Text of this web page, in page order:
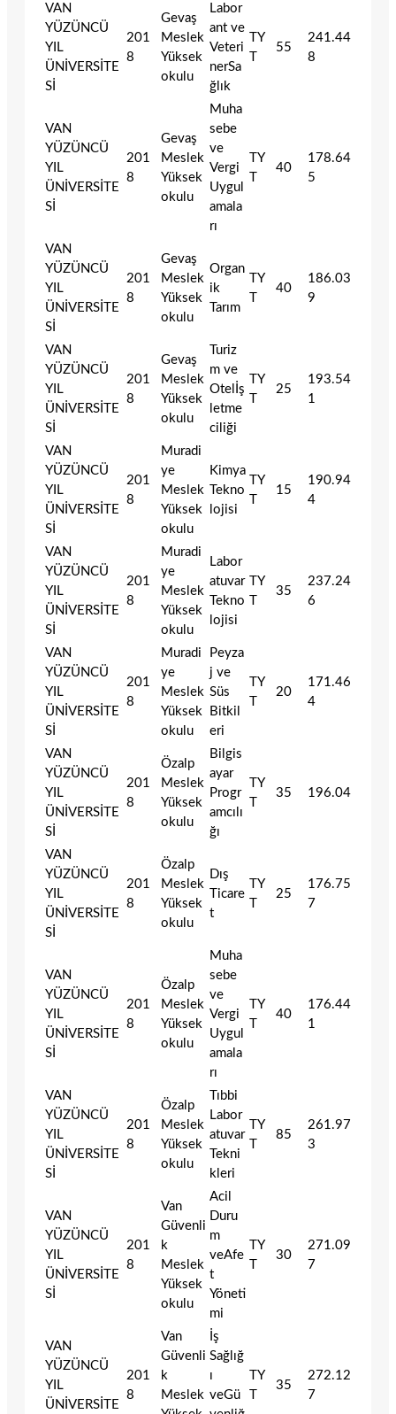
VAN
YÜZÜNCÜ
YIL
ÜNİVERSİTE
Sİ
201
8
Gevaş
Meslek
Yüksek
okulu
Labor
ant ve
Veteri
nerSa
ğlık
TY
T
55
241.44
8
VAN
YÜZÜNCÜ
YIL
ÜNİVERSİTE
Sİ
201
8
Gevaş
Meslek
Yüksek
okulu
Muha
sebe
ve
Vergi
Uygul
amala
rı
TY
T
40
178.64
5
VAN
YÜZÜNCÜ
YIL
ÜNİVERSİTE
Sİ
201
8
Gevaş
Meslek
Yüksek
okulu
Organ
ik
Tarım
TY
T
40
186.03
9
VAN
YÜZÜNCÜ
YIL
ÜNİVERSİTE
Sİ
201
8
Gevaş
Meslek
Yüksek
okulu
Turiz
m ve
Otelİş
letme
ciliği
TY
T
25
193.54
1
VAN
YÜZÜNCÜ
YIL
ÜNİVERSİTE
Sİ
201
8
Muradi
ye
Meslek
Yüksek
okulu
Kimya
Tekno
lojisi
TY
T
15
190.94
4
VAN
YÜZÜNCÜ
YIL
ÜNİVERSİTE
Sİ
201
8
Muradi
ye
Meslek
Yüksek
okulu
Labor
atuvar
Tekno
lojisi
TY
T
35
237.24
6
VAN
YÜZÜNCÜ
YIL
ÜNİVERSİTE
Sİ
201
8
Muradi
ye
Meslek
Yüksek
okulu
Peyza
j ve
Süs
Bitkil
eri
TY
T
20
171.46
4
VAN
YÜZÜNCÜ
YIL
ÜNİVERSİTE
Sİ
201
8
Özalp
Meslek
Yüksek
okulu
Bilgis
ayar
Progr
amcılı
ğı
TY
T
35 196.04
VAN
YÜZÜNCÜ
YIL
ÜNİVERSİTE
Sİ
201
8
Özalp
Meslek
Yüksek
okulu
Dış
Ticare
t
TY
T
25
176.75
7
VAN
YÜZÜNCÜ
YIL
ÜNİVERSİTE
Sİ
201
8
Özalp
Meslek
Yüksek
okulu
Muha
sebe
ve
Vergi
Uygul
amala
rı
TY
T
40
176.44
1
VAN
YÜZÜNCÜ
YIL
ÜNİVERSİTE
Sİ
201
8
Özalp
Meslek
Yüksek
okulu
Tıbbi
Labor
atuvar
Tekni
kleri
TY
T
85
261.97
3
VAN
YÜZÜNCÜ
YIL
ÜNİVERSİTE
Sİ
201
8
Van
Güvenli
k
Meslek
Yüksek
okulu
Acil
Duru
m
veAfe
t
Yöneti
mi
TY
T
30
271.09
7
VAN
YÜZÜNCÜ
YIL
ÜNİVERSİTE
201
8
Van
Güvenli
k
Meslek
İş
Sağlığ
ı
veGü
TY
T
35
272.12
7